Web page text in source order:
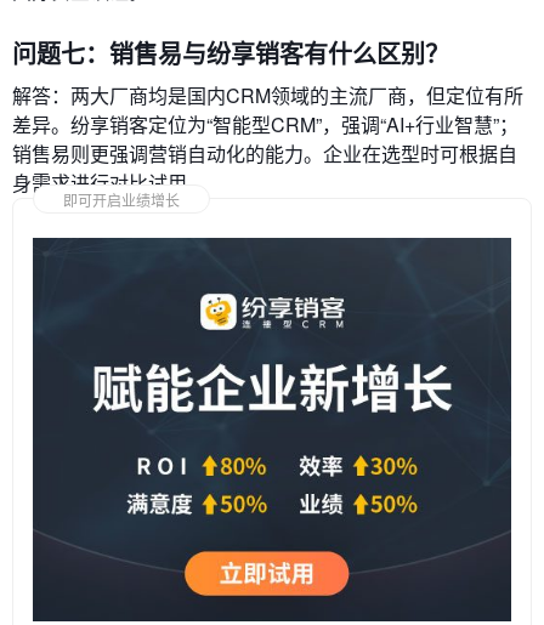
问题七：销售易与纷享销客有什么区别？
解答：两大厂商均是国内CRM领域的主流厂商，但定位有所
差异。纷享销客定位为“智能型CRM”，强调“AI+行业智慧”；
销售易则更强调营销自动化的能力。企业在选型时可根据自
身需求进行对比试用。
即可开启业绩增长